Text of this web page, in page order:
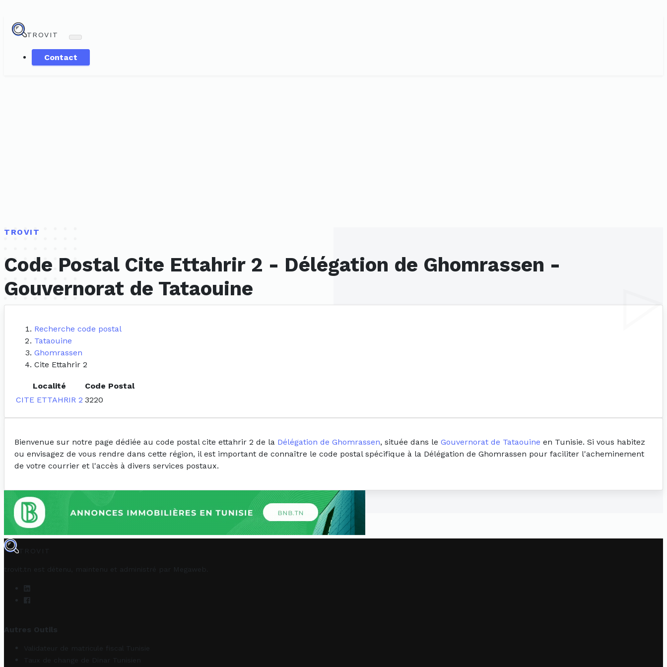
TROVIT
Contact
TROVIT
Code Postal Cite Ettahrir 2 - Délégation de Ghomrassen -
Gouvernorat de Tataouine
Recherche code postal
Tataouine
Ghomrassen
Cite Ettahrir 2
Localité
Code Postal
CITE ETTAHRIR 2 3220
Bienvenue sur notre page dédiée au code postal cite ettahrir 2 de la Délégation de Ghomrassen, située dans le Gouvernorat de Tataouine en Tunisie. Si vous habitez
ou envisagez de vous rendre dans cette région, il est important de connaître le code postal spécifique à la Délégation de Ghomrassen pour faciliter l'acheminement
de votre courrier et l'accès à divers services postaux.
TROVIT
trovit.tn est détenu, maintenu et administré par Megaweb
Autres Outils
Validateur de matricule fiscal Tunisie
Taux de change de Dinar Tunisien